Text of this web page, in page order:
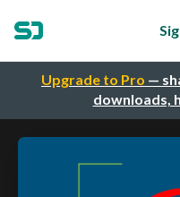
Upgrade to Pro —
downloads,